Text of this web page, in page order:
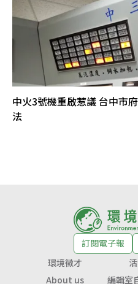
中火3號機重啟惹議 台中市
法
訂閱電子報
環境徵才
About us
編輯室